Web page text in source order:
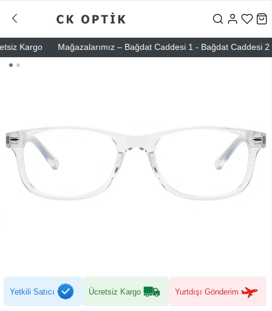
Kargo Mağazalarımız – Bağdat Caddesi 1 - Bağdat Caddesi 2 -
Yetkili Satıcı Ücretsiz Kargo Yurtdışı Gönderim